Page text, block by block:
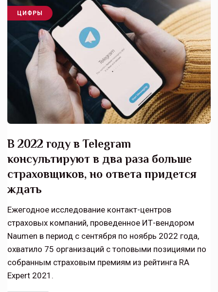
ЦИФРЫ
В 2022 году в Telegram
консультируют в два раза больше
страховщиков, но ответа придется
ждать
Ежегодное исследование контакт-центров
страховых компаний, проведенное ИТ-вендором
Naumen в период с сентября по ноябрь 2022 года,
охватило 75 организаций с топовыми позициями по
собранным страховым премиям из рейтинга RA
Expert 2021.